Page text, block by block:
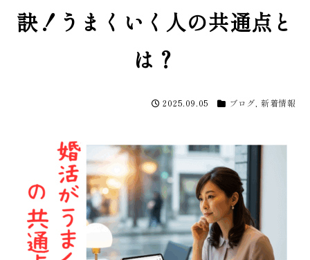
訣！うまくいく人の共通点と
は？
2025.09.05 ブログ 新着情報